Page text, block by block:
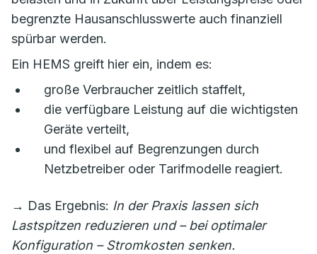
begrenzte Hausanschlusswerte auch finanziell
spürbar werden.
Ein HEMS greift hier ein, indem es:
große Verbraucher zeitlich staffelt,
die verfügbare Leistung auf die wichtigsten
Geräte verteilt,
und flexibel auf Begrenzungen durch
Netzbetreiber oder Tarifmodelle reagiert.
→ Das Ergebnis: In der Praxis lassen sich
Lastspitzen reduzieren und – bei optimaler
Konfiguration – Stromkosten senken.